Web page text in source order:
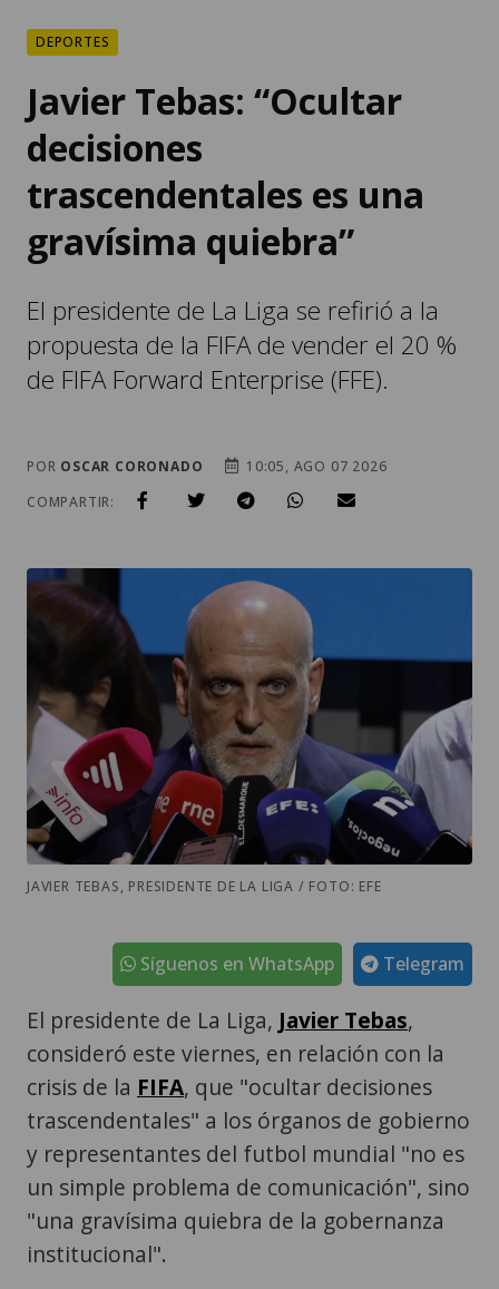
DEPORTES
Javier Tebas: “Ocultar
decisiones
trascendentales es una
gravísima quiebra”
El presidente de La Liga se refirió a la
propuesta de la FIFA de vender el 20 %
de FIFA Forward Enterprise (FFE).
POR OSCAR CORONADO
10:05, AGO 07 2026
COMPARTIR:
JAVIER TEBAS, PRESIDENTE DE LA LIGA / FOTO: EFE
Telegram
Síguenos en WhatsApp
El presidente de La Liga, Javier Tebas,
consideró este viernes, en relación con la
crisis de la FIFA, que "ocultar decisiones
trascendentales" a los órganos de gobierno
y representantes del futbol mundial "no es
un simple problema de comunicación", sino
"una gravísima quiebra de la gobernanza
institucional".